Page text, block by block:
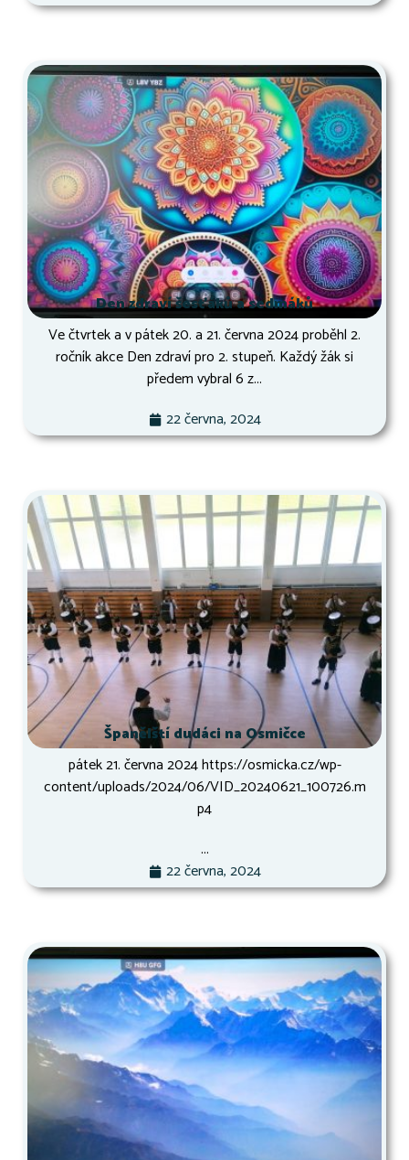
Den zdraví šesťáků a sedmáků
Ve čtvrtek a v pátek 20. a 21. června 2024 proběhl 2.
ročník akce Den zdraví pro 2. stupeň. Každý žák si
předem vybral 6 z...
22 června, 2024
Španělští dudáci na Osmičce
pátek 21. června 2024 https://osmicka.cz/wp-
content/uploads/2024/06/VID_20240621_100726.m
p4
...
22 června, 2024